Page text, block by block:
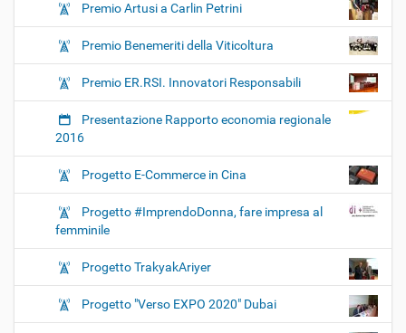
Premio Artusi a Carlin Petrini
Premio Benemeriti della Viticoltura
Premio ER.RSI. Innovatori Responsabili
Presentazione Rapporto economia regionale
2016
Progetto E-Commerce in Cina
Progetto #ImprendoDonna, fare impresa al
femminile
Progetto TrakyakAriyer
Progetto "Verso EXPO 2020" Dubai